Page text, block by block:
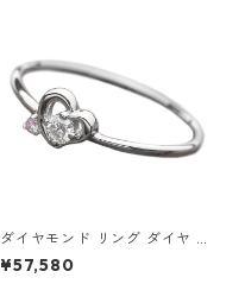
ダイヤモンド リング ダイヤ ア
イスブルーダイヤ 合計0.06ct
10号 プラチナ Pt950 ハート
¥57,580